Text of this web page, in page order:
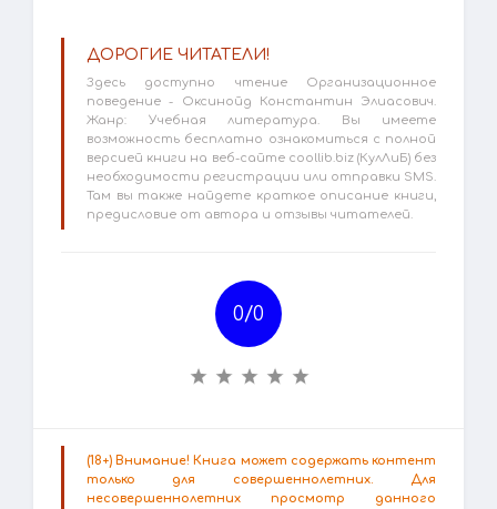
ДОРОГИЕ ЧИТАТЕЛИ!
Здесь доступно чтение Организационное
поведение - Оксинойд Константин Элиасович.
Жанр: Учебная литература. Вы имеете
возможность бесплатно ознакомиться с полной
версией книги на веб-сайте coollib.biz (КулЛиБ) без
необходимости регистрации или отправки SMS.
Там вы также найдете краткое описание книги,
предисловие от автора и отзывы читателей.
0/0
(18+) Внимание! Книга может содержать контент
только для совершеннолетних. Для
несовершеннолетних просмотр данного